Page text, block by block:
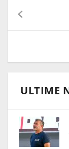
ULTIME